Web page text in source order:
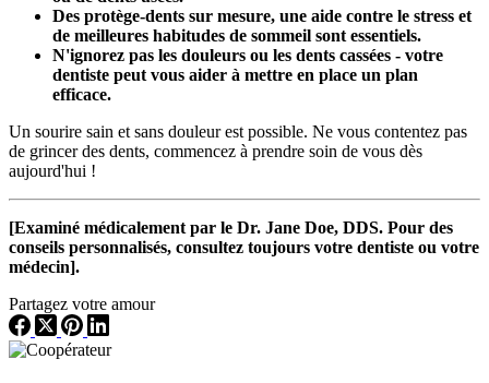
Des protège-dents sur mesure, une aide contre le stress et
de meilleures habitudes de sommeil sont essentiels.
N'ignorez pas les douleurs ou les dents cassées - votre
dentiste peut vous aider à mettre en place un plan
efficace.
Un sourire sain et sans douleur est possible. Ne vous contentez pas
de grincer des dents, commencez à prendre soin de vous dès
aujourd'hui !
[Examiné médicalement par le Dr. Jane Doe, DDS. Pour des
conseils personnalisés, consultez toujours votre dentiste ou votre
médecin].
Partagez votre amour